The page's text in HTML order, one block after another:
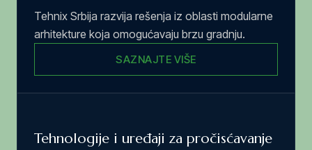
Tehnix Srbija razvija rešenja iz oblasti modularne
arhitekture koja omogućavaju brzu gradnju.
SAZNAJTE VIŠE
Tehnologije i uređaji za pročisćavanje